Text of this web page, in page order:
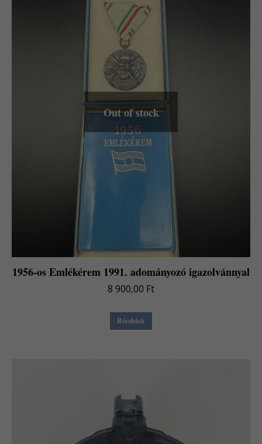
Out of stock
1956-os Emlékérem 1991. adományozó igazolvánnyal
8 900,00 Ft
Részletek